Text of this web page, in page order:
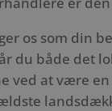
os som din
du både det
ved at være